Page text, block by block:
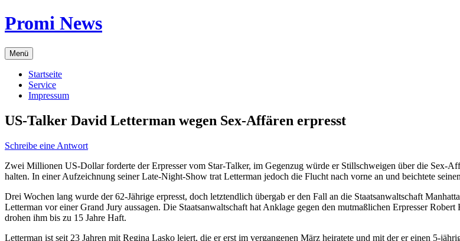
Zum
Inhalt
Promi News
Menü
Startseite
Service
Impressum
US-Talker David Letterman wegen Sex-Affären erpresst
Schreibe eine Antwort
Zwei Millionen US-Dollar forderte der Erpresser vom Star-Talker, im Gegenzug würde er Stillschweigen über die Sex-
halten. In einer Aufzeichnung seiner Late-Night-Show trat Letterman jedoch die Flucht nach vorne an und beichtete
Drei Wochen lang wurde der 62-Jährige erpresst, doch letztendlich übergab er den Fall an die Staatsanwaltschaft
Letterman vor einer Grand Jury aussagen. Die Staatsanwaltschaft hat Anklage gegen den mutmaßlichen Erpresser
drohen ihm bis zu 15 Jahre Haft.
Letterman ist seit 23 Jahren mit Regina Lasko leiert, die er erst im vergangenen März heiratete und mit der er einen 5-